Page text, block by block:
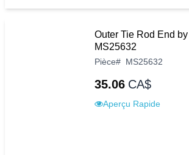
Outer Tie Rod End
MS25632
Pièce# MS25632
35.06 CA$
Aperçu Rapide